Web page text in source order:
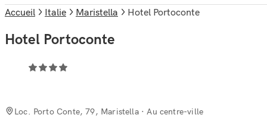
Accueil Italie Maristella Hotel Portoconte
Hotel Portoconte
Loc. Porto Conte, 79, Maristella· Au centre-ville